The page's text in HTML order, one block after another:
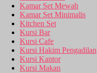
Kamar Set Mewah
Kamar Set Minimalis
Kitchen Set
Kursi Bar
Kursi Cafe
Kursi Hakim Pengadilan
Kursi Kantor
Kursi Makan